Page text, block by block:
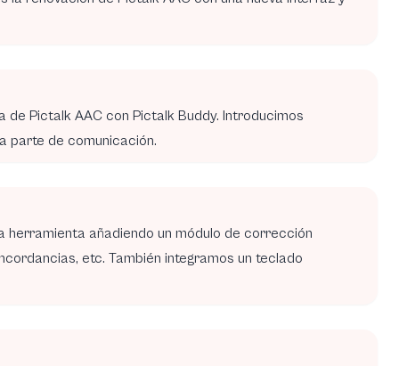
de Pictalk AAC con Pictalk Buddy. Introducimos
parte de comunicación.
añadiendo un módulo de corrección
etc. También integramos un teclado